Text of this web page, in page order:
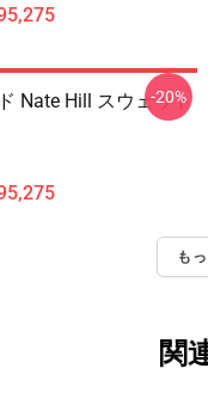
Nate Hill スウェット
-20%
も
関